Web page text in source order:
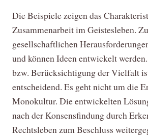
Die Beispiele zeigen das
Zusammenarbeit im Geistesleben.
gesellschaftlichen
und können Ideen entwickelt
bzw. Berücksichtigung der Vielfalt
entscheidend. Es geht nicht um die
Monokultur. Die entwickelten
nach der Konsensfindung durch
Rechtsleben zum Beschluss